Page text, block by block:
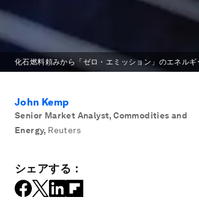
化石燃料頼みから「ゼロ・エミッション」のエネル
John Kemp
Senior Market Analyst, Commodities and
Energy, Reuters
シェアする：